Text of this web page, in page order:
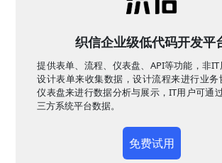
织信企业级低代码开发平
提供表单、流程、仪表盘、API等功能，非
设计表单来收集数据，设计流程来进行业务
仪表盘来进行数据分析与展示，IT用户可通
三方系统平台数据。
免费试用